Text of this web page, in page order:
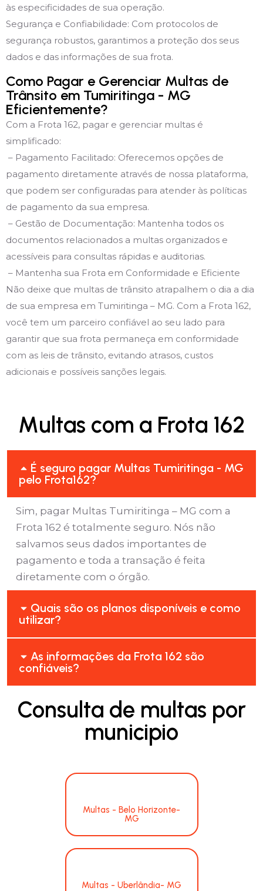
às especificidades de sua operação.
Segurança e Confiabilidade: Com protocolos de
segurança robustos, garantimos a proteção dos seus
dados e das informações de sua frota.
Como Pagar e Gerenciar Multas de
Trânsito em Tumiritinga - MG
Eficientemente?
Com a Frota 162, pagar e gerenciar multas é
simplificado:
– Pagamento Facilitado: Oferecemos opções de
pagamento diretamente através de nossa plataforma,
que podem ser configuradas para atender às políticas
de pagamento da sua empresa.
– Gestão de Documentação: Mantenha todos os
documentos relacionados a multas organizados e
acessíveis para consultas rápidas e auditorias.
– Mantenha sua Frota em Conformidade e Eficiente
Não deixe que multas de trânsito atrapalhem o dia a dia
de sua empresa em Tumiritinga – MG. Com a Frota 162,
você tem um parceiro confiável ao seu lado para
garantir que sua frota permaneça em conformidade
com as leis de trânsito, evitando atrasos, custos
adicionais e possíveis sanções legais.
Multas com a Frota 162
É seguro pagar Multas Tumiritinga - MG
pelo Frota162?
Sim, pagar Multas Tumiritinga – MG com a
Frota 162 é totalmente seguro. Nós não
salvamos seus dados importantes de
pagamento e toda a transação é feita
diretamente com o órgão.
Quais são os planos disponíveis e como
utilizar?
As informações da Frota 162 são
confiáveis?
Consulta de multas por
municipio
Multas - Belo Horizonte-
MG
Multas - Uberlândia- MG